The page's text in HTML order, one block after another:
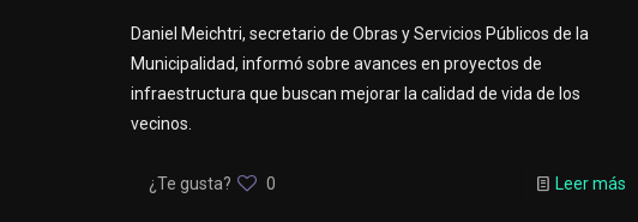
Daniel Meichtri, secretario de Obras y Servicios Públicos de la
Municipalidad, informó sobre avances en proyectos de
infraestructura que buscan mejorar la calidad de vida de los
vecinos.
¿Te gusta? 0 Leer más